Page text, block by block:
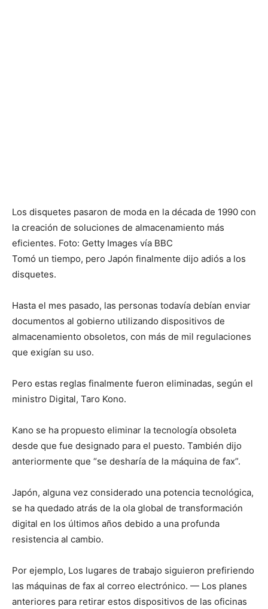
Los disquetes pasaron de moda en la década de 1990 con
la creación de soluciones de almacenamiento más
eficientes. Foto: Getty Images vía BBC
Tomó un tiempo, pero Japón finalmente dijo adiós a los
disquetes.
Hasta el mes pasado, las personas todavía debían enviar
documentos al gobierno utilizando dispositivos de
almacenamiento obsoletos, con más de mil regulaciones
que exigían su uso.
Pero estas reglas finalmente fueron eliminadas, según el
ministro Digital, Taro Kono.
Kano se ha propuesto eliminar la tecnología obsoleta
desde que fue designado para el puesto. También dijo
anteriormente que “se desharía de la máquina de fax”.
Japón, alguna vez considerado una potencia tecnológica,
se ha quedado atrás de la ola global de transformación
digital en los últimos años debido a una profunda
resistencia al cambio.
Por ejemplo, Los lugares de trabajo siguieron prefiriendo
las máquinas de fax al correo electrónico. — Los planes
anteriores para retirar estos dispositivos de las oficinas